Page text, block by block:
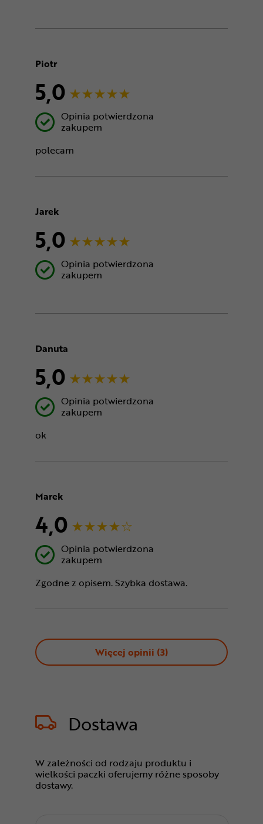
Piotr
5,0
Opinia potwierdzona
zakupem
polecam
Jarek
5,0
Opinia potwierdzona
zakupem
Danuta
5,0
Opinia potwierdzona
zakupem
ok
Marek
4,0
Opinia potwierdzona
zakupem
Zgodne z opisem. Szybka dostawa.
Więcej opinii (3)
Dostawa
W zależności od rodzaju produktu i
wielkości paczki oferujemy różne sposoby
dostawy.